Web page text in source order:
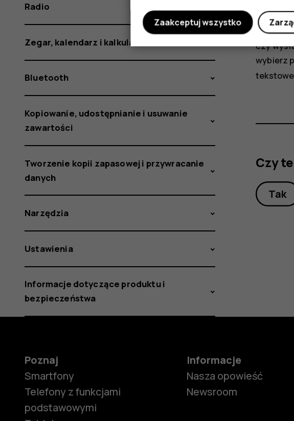
Możesz
czy
wybierz
Czy
Tak
Radio
Zegar, kalendarz i kalkulator
Bluetooth
Kopiowanie, udostępnianie i usuwanie
zawartości
Tworzenie kopii zapasowej i przywracanie
danych
Narzędzia
Ustawienia
Informacje dotyczące produktu i
bezpieczeństwa
Poznaj
Smartfony
Telefony z funkcjami
podstawowymi
Informacje
Nasza opowieść
Newsroom
Zaakceptuj wszystko